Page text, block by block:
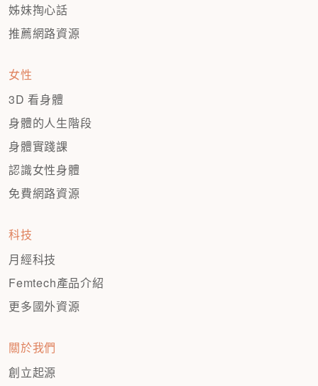
姊妹掏心話
推薦網路資源
女性
3D 看身體
身體的人生階段
身體實踐課
認識女性身體
免費網路資源
科技
月經科技
Femtech產品介紹
更多國外資源
關於我們
創立起源